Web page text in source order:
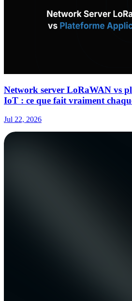
Network server LoRaWAN vs
IoT : ce que fait vraiment
Jul 22, 2026